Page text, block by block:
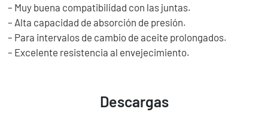
Descargas
– Muy buena compatibilidad con las juntas.
– Alta capacidad de absorción de presión.
– Para intervalos de cambio de aceite prolongados.
– Excelente resistencia al envejecimiento.